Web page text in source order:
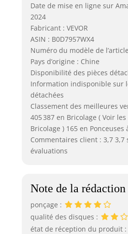
Date de mise en ligne sur
2024
Fabricant : VEVOR
ASIN : B0D7957WX4
Numéro du modèle de
Pays d’origine : Chine
Disponibilité des pièces
Information indisponible sur
détachées
Classement des meilleures
405 387 en Bricolage ( Voir
Bricolage ) 165 en Ponceuses
Commentaires client : 3,7 3,7
évaluations
Note de la rédaction
ponçage :
qualité des disques :
état de réception du produit :